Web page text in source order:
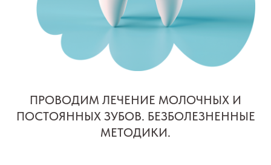
ПРОВОДИМ ЛЕЧЕНИЕ МОЛОЧНЫХ И
ПОСТОЯННЫХ ЗУБОВ. БЕЗБОЛЕЗНЕННЫЕ
МЕТОДИКИ.